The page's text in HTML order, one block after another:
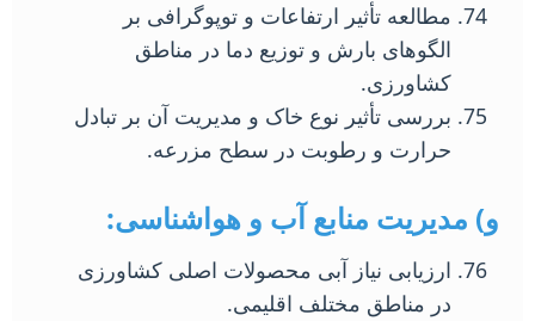
مطالعه تأثیر ارتفاعات و توپوگرافی بر
الگوهای بارش و توزیع دما در مناطق
کشاورزی.
بررسی تأثیر نوع خاک و مدیریت آن بر تبادل
حرارت و رطوبت در سطح مزرعه.
و) مدیریت منابع آب و هواشناسی:
ارزیابی نیاز آبی محصولات اصلی کشاورزی
در مناطق مختلف اقلیمی.